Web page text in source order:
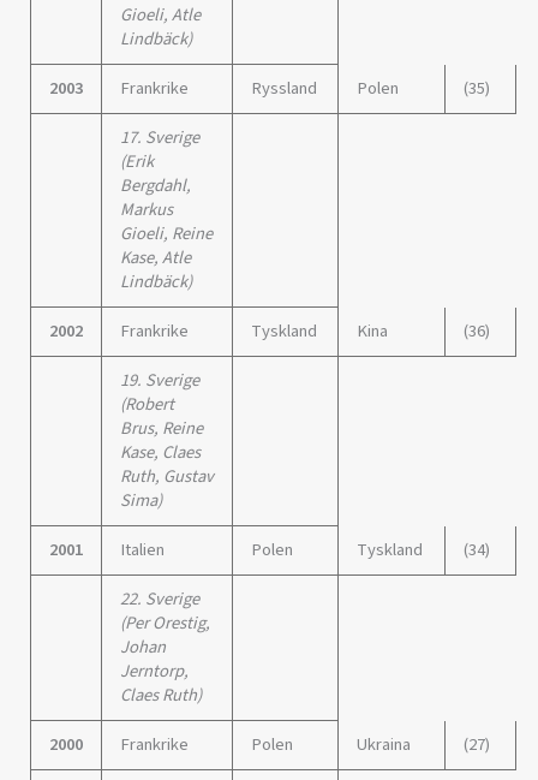
Gioeli, Atle
Lindbäck)
2003
Frankrike Ryssland Polen
(35)
17. Sverige
(Erik
Bergdahl,
Markus
Gioeli, Reine
Kase, Atle
Lindbäck)
2002
Frankrike Tyskland Kina
(36)
19. Sverige
(Robert
Brus, Reine
Kase, Claes
Ruth, Gustav
Sima)
2001
Italien Polen Tyskland
(34)
22. Sverige
(Per Orestig,
Johan
Jerntorp,
Claes Ruth)
2000
Frankrike Polen Ukraina
(27)